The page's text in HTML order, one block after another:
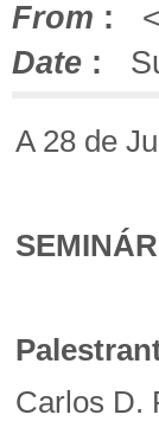
From : <
Date :
A 28 de
Carlos D.